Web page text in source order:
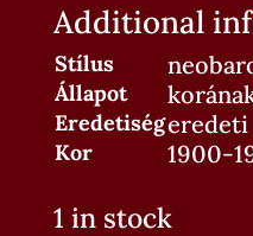
Additional
Stílus
Állapot
Eredetiségeredeti
Kor 1900-
1 in stock